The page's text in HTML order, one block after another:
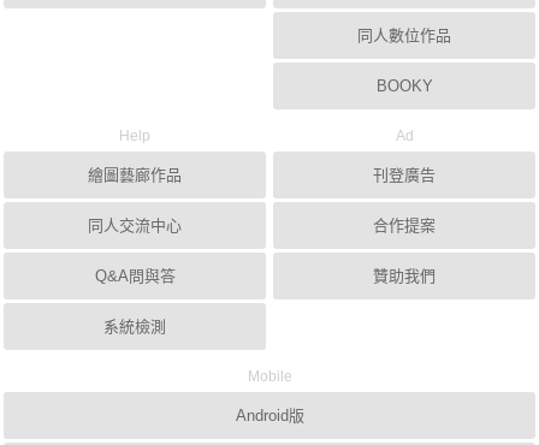
同人數位作品
BOOKY
Help
繪圖藝廊作品
同人交流中心
Q&A問與答
系統檢測
Ad
刊登廣告
合作提案
贊助我們
Mobile
Android版